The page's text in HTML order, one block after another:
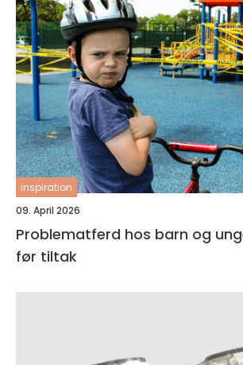
inspiration
09. April 2026
Problematferd hos barn og unge
før tiltak